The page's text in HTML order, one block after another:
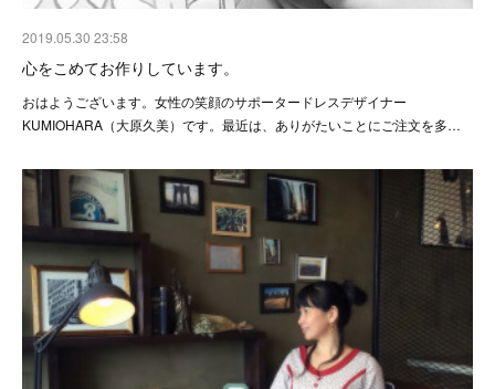
2019.05.30 23:58
心をこめてお作りしています。
おはようございます。女性の笑顔のサポータードレスデザイナー
KUMIOHARA（大原久美）です。最近は、ありがたいことにご注文を多…